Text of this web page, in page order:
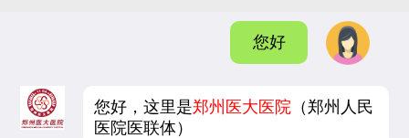
您好
您好，这里是郑州医大医院 （郑州人民
医院医联体）